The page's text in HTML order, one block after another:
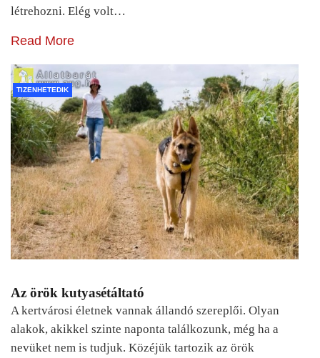
létrehozni. Elég volt…
Read More
TIZENHETEDIK
Az örök kutyasétáltató
A kertvárosi életnek vannak állandó szereplői. Olyan
alakok, akikkel szinte naponta találkozunk, még ha a
nevüket nem is tudjuk. Közéjük tartozik az örök